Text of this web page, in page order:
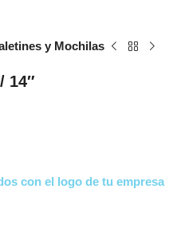
y Mochilas
14″
con el logo de tu empresa